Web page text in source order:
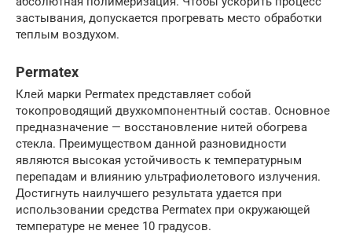
застывания, допускается прогревать место обработки
теплым воздухом.
Permatex
Клей марки Permatex представляет собой
токопроводящий двухкомпонентный состав. Основное
предназначение — восстановление нитей обогрева
стекла. Преимуществом данной разновидности
являются высокая устойчивость к температурным
перепадам и влиянию ультрафиолетового излучения.
Достигнуть наилучшего результата удается при
использовании средства Permatex при окружающей
температуре не менее 10 градусов.